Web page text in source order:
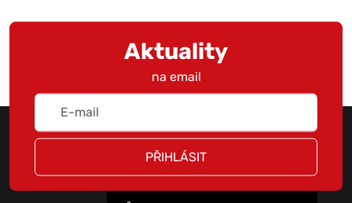
Aktuality
na email
PŘIHLÁSIT